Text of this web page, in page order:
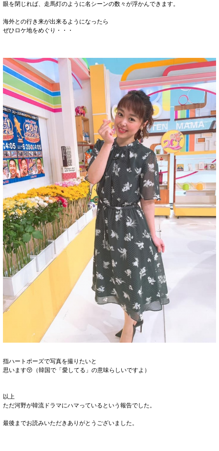
眼を閉じれば、走馬灯のように名シーンの数々が浮かんできます。
海外との行き来が出来るようになったら
ぜひロケ地をめぐり・・・
指ハートポーズで写真を撮りたいと
思います😚（韓国で「愛してる」の意味らしいですよ）
以上
ただ河野が韓流ドラマにハマっているという報告でした。
最後までお読みいただきありがとうございました。